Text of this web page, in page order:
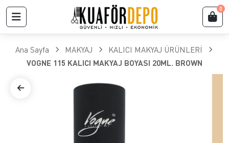
0
Ana Sayfa MAKYAJ
KALICI MAKYAJ ÜRÜNLERİ
VOGNE 115 KALICI MAKYAJ BOYASI 20ML. BROWN